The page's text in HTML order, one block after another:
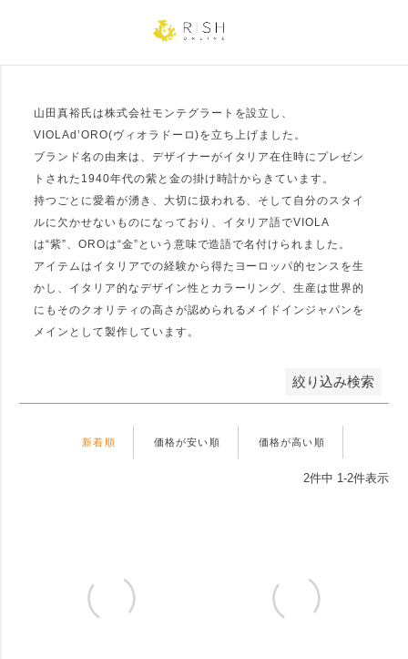
山田真裕氏は株式会社モンテグラートを設立し、
VIOLAd’ORO(ヴィオラドーロ)を立ち上げました。
ブランド名の由来は、デザイナーがイタリア在住時にプレゼン
トされた1940年代の紫と金の掛け時計からきています。
持つごとに愛着が湧き、大切に扱われる、そして自分のスタイ
ルに欠かせないものになっており、イタリア語でVIOLA
は“紫”、OROは“金”という意味で造語で名付けられました。
アイテムはイタリアでの経験から得たヨーロッパ的センスを生
かし、イタリア的なデザイン性とカラーリング、生産は世界的
にもそのクオリティの高さが認められるメイドインジャパンを
メインとして製作しています。
絞り込み検索
ゴールド シルバー
円 〜
並び順
新着順
登録順
価格が安い順
レビュー順
キーワードヒット順
新着順 価格が安い順 価格が高い順
2件中 1-2件表示